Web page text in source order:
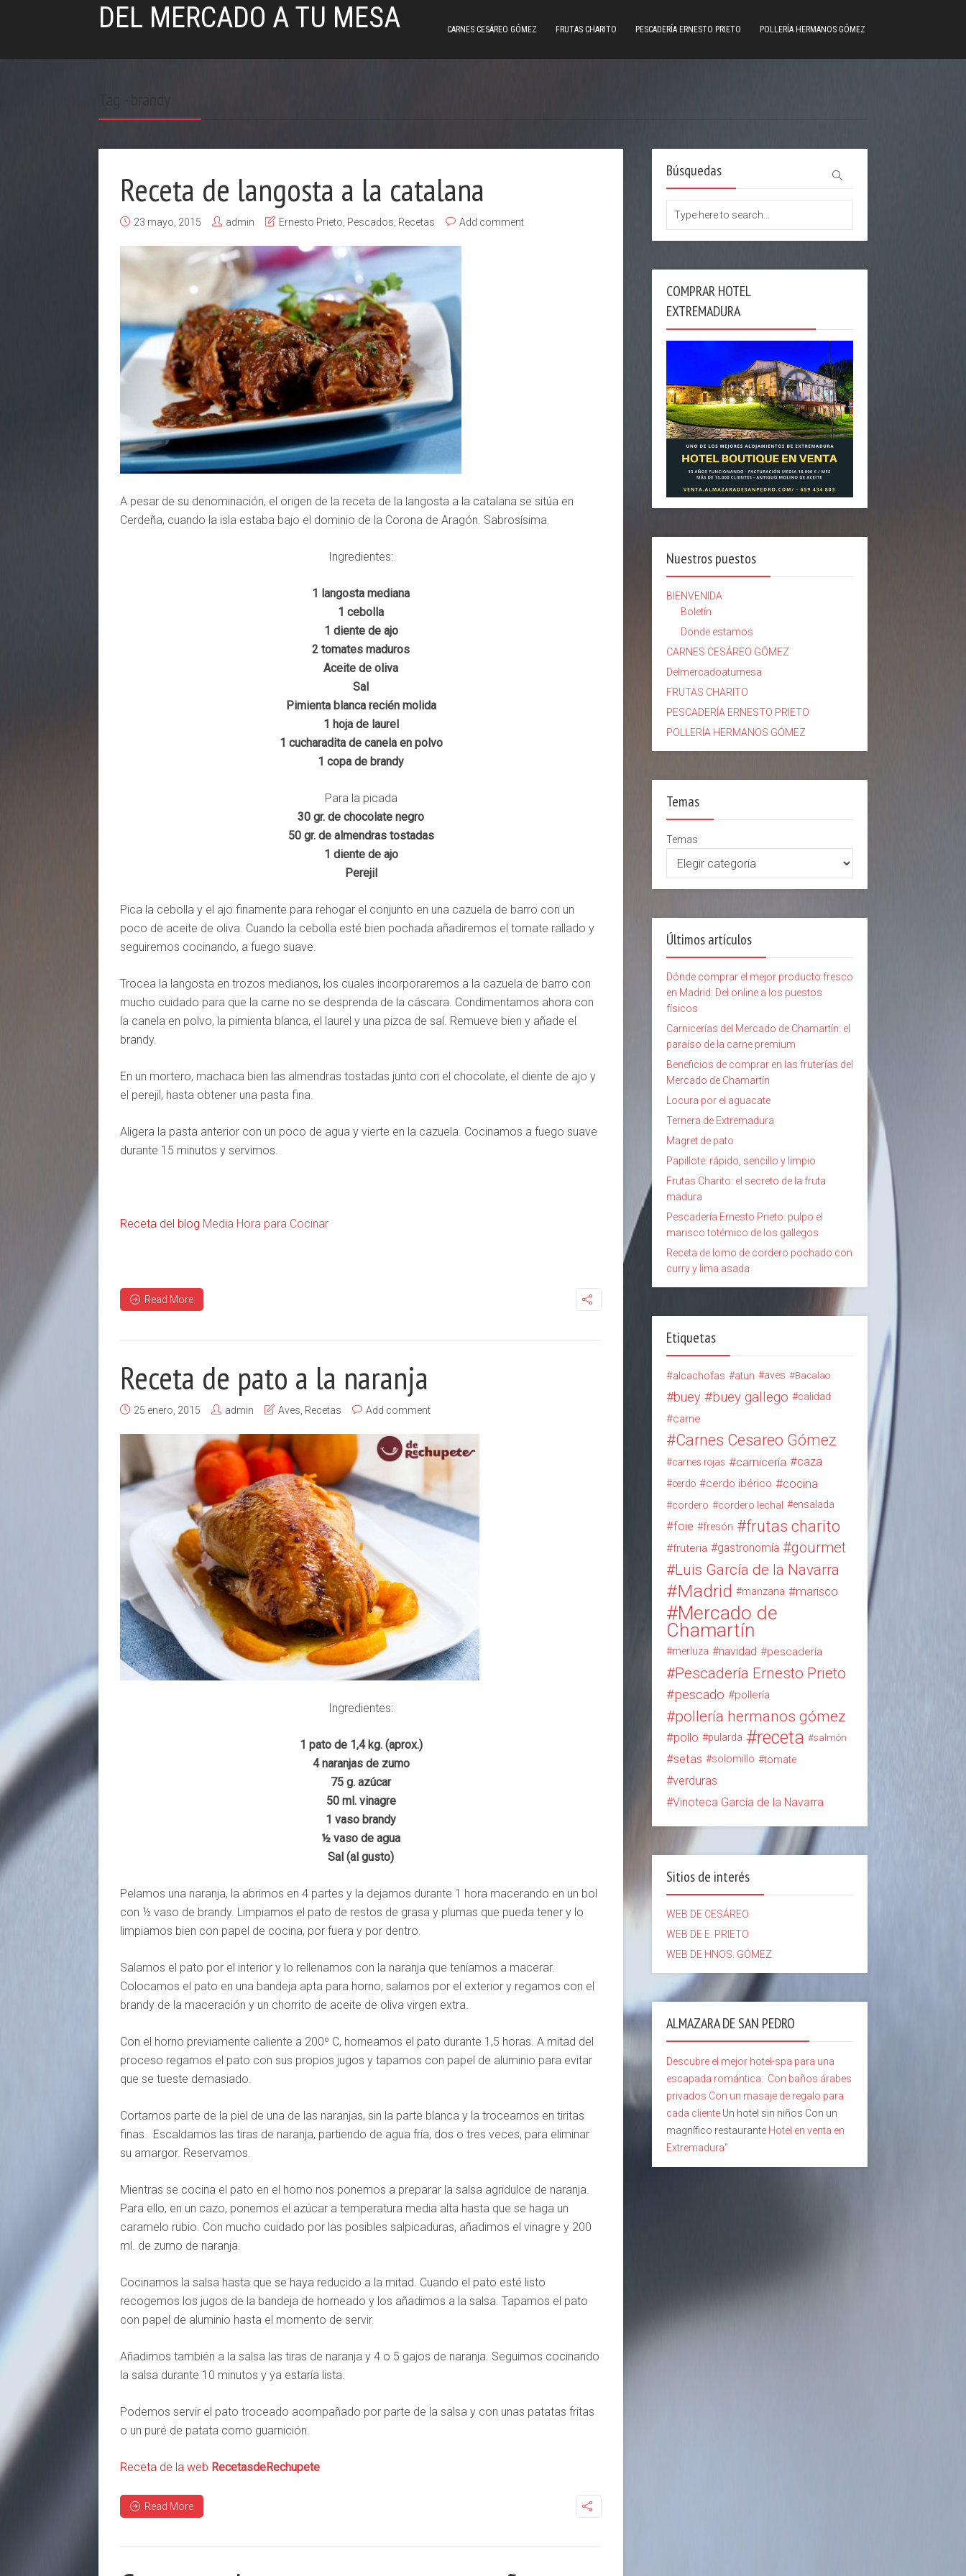
DEL MERCADO A TU MESA CARNES CESÁREO GÓMEZ FRUTAS CHARITO PESCADERÍA ERNESTO PRIETO POLLERÍA HERMANOS GÓMEZ
Receta de langosta a la catalana
23 mayo, 2015 admin Ernesto Prieto Pescados Recetas Add comment
A pesar de su denominación, el origen de la receta de la langosta a la catalana se sitúa en
Cerdeña, cuando la isla estaba bajo el dominio de la Corona de Aragón. Sabrosísima.
Ingredientes:
1 langosta mediana
1 cebolla
1 diente de ajo
2 tomates maduros
Aceite de oliva
Sal
Pimienta blanca recién molida
1 hoja de laurel
1 cucharadita de canela en polvo
1 copa de brandy
Para la picada
30 gr. de chocolate negro
50 gr. de almendras tostadas
1 diente de ajo
Perejil
Pica la cebolla y el ajo finamente para rehogar el conjunto en una cazuela de barro con un
poco de aceite de oliva. Cuando la cebolla esté bien pochada añadiremos el tomate rallado y
seguiremos cocinando, a fuego suave.
Trocea la langosta en trozos medianos, los cuales incorporaremos a la cazuela de barro con
mucho cuidado para que la carne no se desprenda de la cáscara. Condimentamos ahora con
la canela en polvo, la pimienta blanca, el laurel y una pizca de sal. Remueve bien y añade el
brandy.
En un mortero, machaca bien las almendras tostadas junto con el chocolate, el diente de ajo y
el perejil, hasta obtener una pasta fina.
Aligera la pasta anterior con un poco de agua y vierte en la cazuela. Cocinamos a fuego suave
durante 15 minutos y servimos.
Receta del blog Media Hora para Cocinar
Read More
Receta de pato a la naranja
25 enero, 2015 admin Aves Recetas Add comment
Ingredientes:
1 pato de 1,4 kg. (aprox.)
4 naranjas de zumo
75 g. azúcar
50 ml. vinagre
1 vaso brandy
½ vaso de agua
Sal (al gusto)
Pelamos una naranja, la abrimos en 4 partes y la dejamos durante 1 hora macerando en un bol
con ½ vaso de brandy. Limpiamos el pato de restos de grasa y plumas que pueda tener y lo
limpiamos bien con papel de cocina, por fuera y por dentro.
Salamos el pato por el interior y lo rellenamos con la naranja que teníamos a macerar.
Colocamos el pato en una bandeja apta para horno, salamos por el exterior y regamos con el
brandy de la maceración y un chorrito de aceite de oliva virgen extra.
Con el horno previamente caliente a 200º C, horneamos el pato durante 1,5 horas. A mitad del
proceso regamos el pato con sus propios jugos y tapamos con papel de aluminio para evitar
que se tueste demasiado.
Cortamos parte de la piel de una de las naranjas, sin la parte blanca y la troceamos en tiritas
finas. Escaldamos las tiras de naranja, partiendo de agua fría, dos o tres veces, para eliminar
su amargor. Reservamos.
Mientras se cocina el pato en el horno nos ponemos a preparar la salsa agridulce de naranja.
Para ello, en un cazo, ponemos el azúcar a temperatura media alta hasta que se haga un
caramelo rubio. Con mucho cuidado por las posibles salpicaduras, añadimos el vinagre y 200
ml. de zumo de naranja.
Cocinamos la salsa hasta que se haya reducido a la mitad. Cuando el pato esté listo
recogemos los jugos de la bandeja de horneado y los añadimos a la salsa. Tapamos el pato
con papel de aluminio hasta el momento de servir.
Añadimos también a la salsa las tiras de naranja y 4 o 5 gajos de naranja. Seguimos cocinando
la salsa durante 10 minutos y ya estaría lista.
Podemos servir el pato troceado acompañado por parte de la salsa y con unas patatas fritas
o un puré de patata como guarnición.
Receta de la web RecetasdeRechupete
Read More
Búsquedas
COMPRAR HOTEL
EXTREMADURA
Nuestros puestos
BIENVENIDA
Boletín
Donde estamos
CARNES CESÁREO GÓMEZ
Delmercadoatumesa
FRUTAS CHARITO
PESCADERÍA ERNESTO PRIETO
POLLERÍA HERMANOS GÓMEZ
Temas
Temas
Últimos artículos
Dónde comprar el mejor producto fresco
en Madrid: Del online a los puestos
físicos
Carnicerías del Mercado de Chamartín: el
paraíso de la carne premium
Beneficios de comprar en las fruterías del
Mercado de Chamartín
Locura por el aguacate
Ternera de Extremadura
Magret de pato
Papillote: rápido, sencillo y limpio
Frutas Charito: el secreto de la fruta
madura
Pescadería Ernesto Prieto: pulpo el
marisco totémico de los gallegos
Receta de lomo de cordero pochado con
curry y lima asada
Etiquetas
alcachofas atun aves Bacalao
buey buey gallego calidad
carne
Carnes Cesareo Gómez
carnes rojas carnicería caza
cerdo cerdo ibérico cocina
cordero cordero lechal ensalada
foie fresón frutas charito
fruteria gastronomía gourmet
Luis García de la Navarra
Madrid manzana marisco
Mercado de
Chamartín
merluza navidad pescadería
Pescadería Ernesto Prieto
pescado pollería
pollería hermanos gómez
pollo pularda receta salmón
setas solomillo tomate
verduras
Vinoteca García de la Navarra
Sitios de interés
WEB DE CESÁREO
WEB DE E. PRIETO
WEB DE HNOS. GÓMEZ
ALMAZARA DE SAN PEDRO
Descubre el mejor hotel-spa para una
escapada romántica: Con baños árabes
privados Con un masaje de regalo para
cada cliente Un hotel sin niños Con un
magnífico restaurante Hotel en venta en
Extremadura"